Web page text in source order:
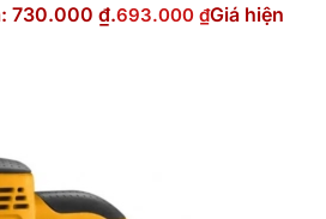
730.000 ₫.693.000 ₫Giá hiện